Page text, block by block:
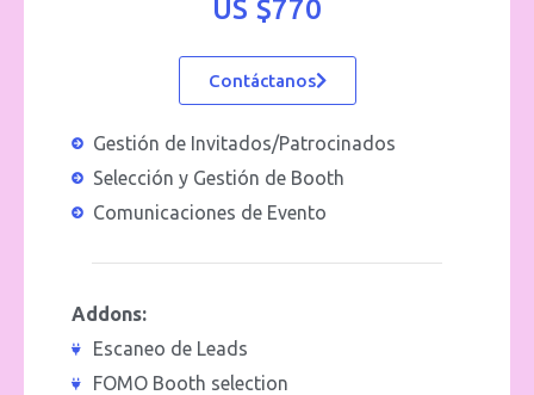
US $770
Contáctanos
Gestión de Invitados/Patrocinados
Selección y Gestión de Booth
Comunicaciones de Evento
Addons:
Escaneo de Leads
FOMO Booth selection